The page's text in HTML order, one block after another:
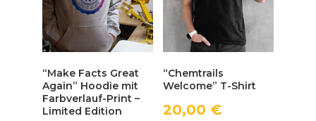
“Make Facts Great
Again” Hoodie mit
Farbverlauf-Print –
Limited Edition
“Chemtrails
Welcome” T-Shirt
20,00 €